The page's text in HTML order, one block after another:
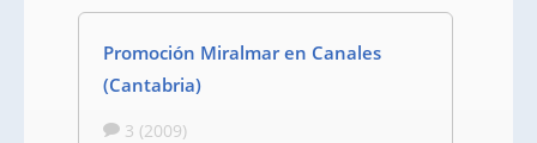
Promoción Miralmar en Canales
(Cantabria)
3 (2009)